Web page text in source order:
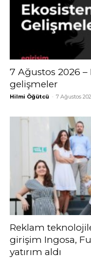
7 Ağustos 2026
gelişmeler
Hilmi Öğütcü - 7 Ağustos
Reklam
girişim Ingosa,
yatırım aldı